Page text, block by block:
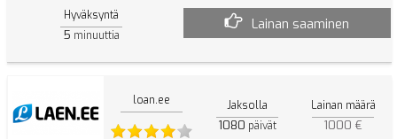
Hyväksyntä
5 minuuttia
Lainan saaminen
loan.ee Jaksolla
1080 päivät
Lainan määrä
1000 €